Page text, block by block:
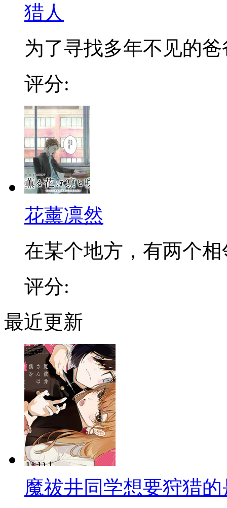
猎人
为了寻找多年不见的爸
评分:
花薰凛然
在某个地方，有两个相
评分:
最近更新
魔祓井同学想要狩猎